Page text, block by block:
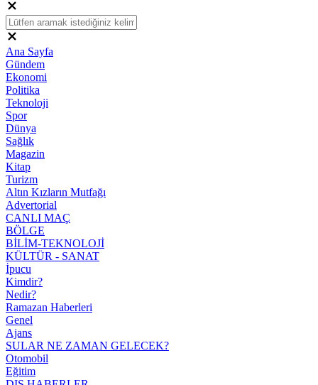
Ana Sayfa
Gündem
Ekonomi
Politika
Teknoloji
Spor
Dünya
Sağlık
Magazin
Kitap
Turizm
Altın Kızların Mutfağı
Advertorial
CANLI MAÇ
BÖLGE
BİLİM-TEKNOLOJİ
KÜLTÜR - SANAT
İpucu
Kimdir?
Nedir?
Ramazan Haberleri
Genel
Ajans
SULAR NE ZAMAN GELECEK?
Otomobil
Eğitim